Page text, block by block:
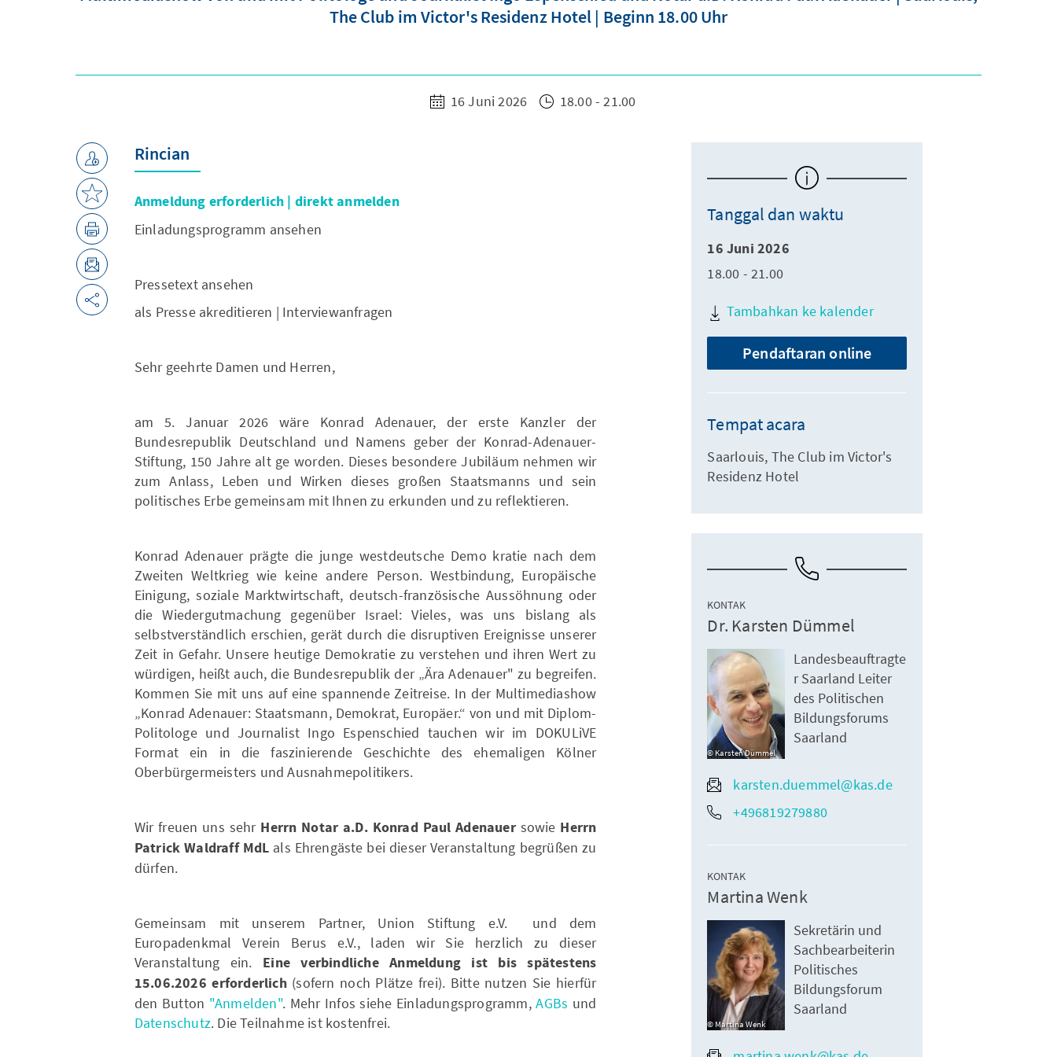
The Club im Victor's Residenz Hotel | Beginn 18.00 Uhr
16 Juni 2026 18.00 - 21.00
Rincian
Anmeldung erforderlich | direkt anmelden
Einladungsprogramm ansehen
Pressetext ansehen
als Presse akreditieren | Interviewanfragen
Sehr geehrte Damen und Herren,
am 5. Januar 2026 wäre Konrad Adenauer, der erste Kanzler der
Bundesrepublik Deutschland und Namens geber der Konrad-Adenauer-
Stiftung, 150 Jahre alt ge worden. Dieses besondere Jubiläum nehmen wir
zum Anlass, Leben und Wirken dieses großen Staatsmanns und sein
politisches Erbe gemeinsam mit Ihnen zu erkunden und zu reflektieren.
Konrad Adenauer prägte die junge westdeutsche Demo kratie nach dem
Zweiten Weltkrieg wie keine andere Person. Westbindung, Europäische
Einigung, soziale Marktwirtschaft, deutsch-französische Aussöhnung oder
die Wiedergutmachung gegenüber Israel: Vieles, was uns bislang als
selbstverständlich erschien, gerät durch die disruptiven Ereignisse unserer
Zeit in Gefahr. Unsere heutige Demokratie zu verstehen und ihren Wert zu
würdigen, heißt auch, die Bundesrepublik der „Ära Adenauer" zu begreifen.
Kommen Sie mit uns auf eine spannende Zeitreise. In der Multimediashow
„Konrad Adenauer: Staatsmann, Demokrat, Europäer.“ von und mit Diplom-
Politologe und Journalist Ingo Espenschied tauchen wir im DOKULiVE
Format ein in die faszinierende Geschichte des ehemaligen Kölner
Oberbürgermeisters und Ausnahmepolitikers.
Wir freuen uns sehr Herrn Notar a.D. Konrad Paul Adenauer sowie Herrn
Patrick Waldraff MdL als Ehrengäste bei dieser Veranstaltung begrüßen zu
dürfen.
Gemeinsam mit unserem Partner, Union Stiftung e.V. und dem
Europadenkmal Verein Berus e.V., laden wir Sie herzlich zu dieser
Veranstaltung ein. Eine verbindliche Anmeldung ist bis spätestens
15.06.2026 erforderlich(sofern noch Plätze frei). Bitte nutzen Sie hierfür
den Button "Anmelden". Mehr Infos siehe Einladungsprogramm,AGBs und
Datenschutz. Die Teilnahme ist kostenfrei.
Tanggal dan waktu
16 Juni 2026
18.00 - 21.00
Tambahkan ke kalender
Pendaftaran online
Tempat acara
Saarlouis, The Club im Victor's
Residenz Hotel
KONTAK
Dr. Karsten Dümmel
Karsten Dümmel
Landesbeauftragte
r Saarland Leiter
des Politischen
Bildungsforums
Saarland
karsten.duemmel@kas.de
+496819279880
KONTAK
Martina Wenk
Martina Wenk
Sekretärin und
Sachbearbeiterin
Politisches
Bildungsforum
Saarland